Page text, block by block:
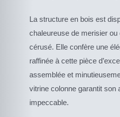
La structure en bois est
chaleureuse de merisier
cérusé. Elle confère une
raffinée à cette pièce
assemblée et
vitrine colonne garantit son
impeccable.